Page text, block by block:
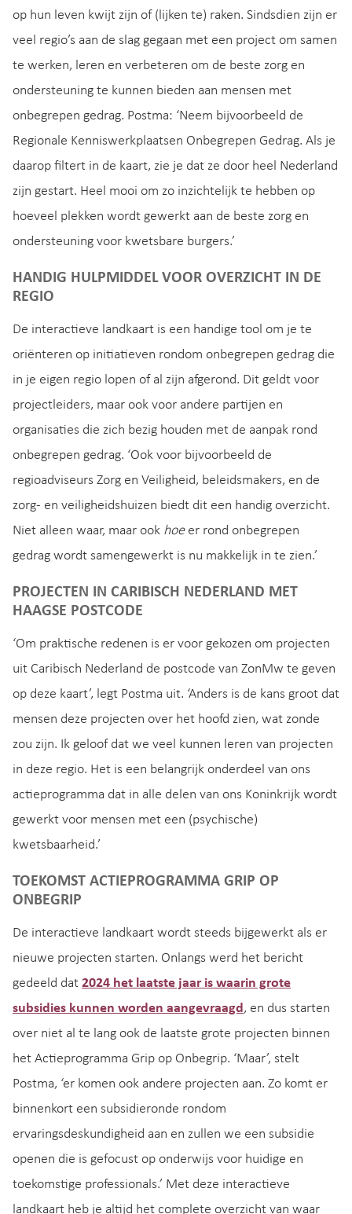
op hun leven kwijt zijn of (lijken te) raken. Sindsdien zijn er
veel regio’s aan de slag gegaan met een project om samen
te werken, leren en verbeteren om de beste zorg en
ondersteuning te kunnen bieden aan mensen met
onbegrepen gedrag. Postma: ‘Neem bijvoorbeeld de
Regionale Kenniswerkplaatsen Onbegrepen Gedrag. Als je
daarop filtert in de kaart, zie je dat ze door heel Nederland
zijn gestart. Heel mooi om zo inzichtelijk te hebben op
hoeveel plekken wordt gewerkt aan de beste zorg en
ondersteuning voor kwetsbare burgers.’
HANDIG HULPMIDDEL VOOR OVERZICHT IN DE
REGIO
De interactieve landkaart is een handige tool om je te
oriënteren op initiatieven rondom onbegrepen gedrag die
in je eigen regio lopen of al zijn afgerond. Dit geldt voor
projectleiders, maar ook voor andere partijen en
organisaties die zich bezig houden met de aanpak rond
onbegrepen gedrag. ‘Ook voor bijvoorbeeld de
regioadviseurs Zorg en Veiligheid, beleidsmakers, en de
zorg- en veiligheidshuizen biedt dit een handig overzicht.
Niet alleen waar, maar ook hoeer rond onbegrepen
gedrag wordt samengewerkt is nu makkelijk in te zien.’
PROJECTEN IN CARIBISCH NEDERLAND MET
HAAGSE POSTCODE
‘Om praktische redenen is er voor gekozen om projecten
uit Caribisch Nederland de postcode van ZonMw te geven
op deze kaart’, legt Postma uit. ‘Anders is de kans groot dat
mensen deze projecten over het hoofd zien, wat zonde
zou zijn. Ik geloof dat we veel kunnen leren van projecten
in deze regio. Het is een belangrijk onderdeel van ons
actieprogramma dat in alle delen van ons Koninkrijk wordt
gewerkt voor mensen met een (psychische)
kwetsbaarheid.’
TOEKOMST ACTIEPROGRAMMA GRIP OP
ONBEGRIP
De interactieve landkaart wordt steeds bijgewerkt als er
nieuwe projecten starten. Onlangs werd het bericht
gedeeld dat 2024 het laatste jaar is waarin grote
subsidies kunnen worden aangevraagd , en dus starten
over niet al te lang ook de laatste grote projecten binnen
het Actieprogramma Grip op Onbegrip. ‘Maar’, stelt
Postma, ‘er komen ook andere projecten aan. Zo komt er
binnenkort een subsidieronde rondom
ervaringsdeskundigheid aan en zullen we een subsidie
openen die is gefocust op onderwijs voor huidige en
toekomstige professionals.’ Met deze interactieve
landkaart heb je altijd het complete overzicht van waar